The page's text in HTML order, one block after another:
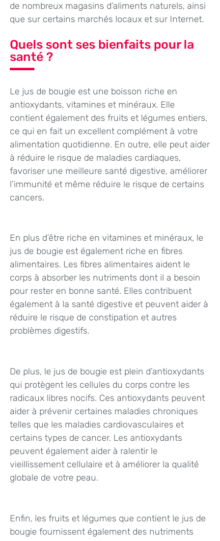
de nombreux magasins d’aliments naturels, ainsi
que sur certains marchés locaux et sur Internet.
Quels sont ses bienfaits pour la
santé ?
Le jus de bougie est une boisson riche en
antioxydants, vitamines et minéraux. Elle
contient également des fruits et légumes entiers,
ce qui en fait un excellent complément à votre
alimentation quotidienne. En outre, elle peut aider
à réduire le risque de maladies cardiaques,
favoriser une meilleure santé digestive, améliorer
l’immunité et même réduire le risque de certains
cancers.
En plus d’être riche en vitamines et minéraux, le
jus de bougie est également riche en fibres
alimentaires. Les fibres alimentaires aident le
corps à absorber les nutriments dont il a besoin
pour rester en bonne santé. Elles contribuent
également à la santé digestive et peuvent aider à
réduire le risque de constipation et autres
problèmes digestifs.
De plus, le jus de bougie est plein d’antioxydants
qui protègent les cellules du corps contre les
radicaux libres nocifs. Ces antioxydants peuvent
aider à prévenir certaines maladies chroniques
telles que les maladies cardiovasculaires et
certains types de cancer. Les antioxydants
peuvent également aider à ralentir le
vieillissement cellulaire et à améliorer la qualité
globale de votre peau.
Enfin, les fruits et légumes que contient le jus de
bougie fournissent également des nutriments